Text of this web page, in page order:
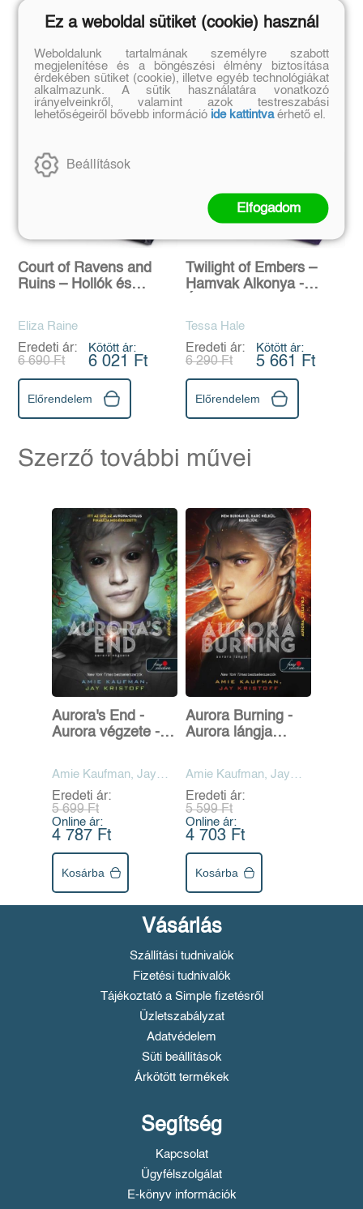
Court of Ravens and
Ruins – Hollók és
Eliza Raine
Eredeti ár:
6 690 Ft
Kötött ár:
6 021 Ft
Előrendelem
Twilight of Embers –
Hamvak Alkonya -
Tessa Hale
Eredeti ár:
6 290 Ft
Kötött ár:
5 661 Ft
Előrendelem
Szerző további művei
Aurora's End -
Aurora végzete -
Amie Kaufman, Jay
Kristoff
Eredeti ár:
5 699 Ft
Online ár:
4 787 Ft
Kosárba
Aurora Burning -
Aurora lángja
Amie Kaufman, Jay
Kristoff
Eredeti ár:
5 599 Ft
Online ár:
4 703 Ft
Kosárba
Vásárlás
Szállítási tudnivalók
Fizetési tudnivalók
Tájékoztató a Simple fizetésről
Üzletszabályzat
Adatvédelem
Süti beállítások
Árkötött termékek
Segítség
Kapcsolat
Ügyfélszolgálat
E-könyv információk
Ez a weboldal sütiket (cookie) használ
Weboldalunk tartalmának személyre szabott
megjelenítése és a böngészési élmény biztosítása
érdekében sütiket (cookie), illetve egyéb technológiákat
alkalmazunk. A sütik használatára vonatkozó
irányelveinkről, valamint azok testreszabási
lehetőségeiről bővebb információ ide kattintvaérhető el.
Beállítások
Elfogadom